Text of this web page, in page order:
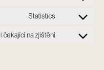
Statistics
čekající na zjištění